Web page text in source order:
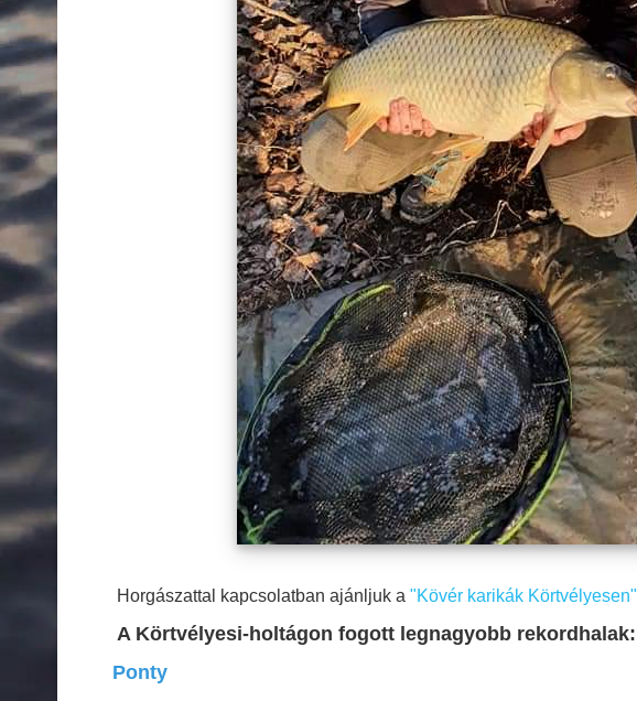
Horgászattal kapcsolatban ajánljuk a "Kövér karikák Körtvélyesen"
A Körtvélyesi-holtágon fogott legnagyobb rekordhalak:
Ponty